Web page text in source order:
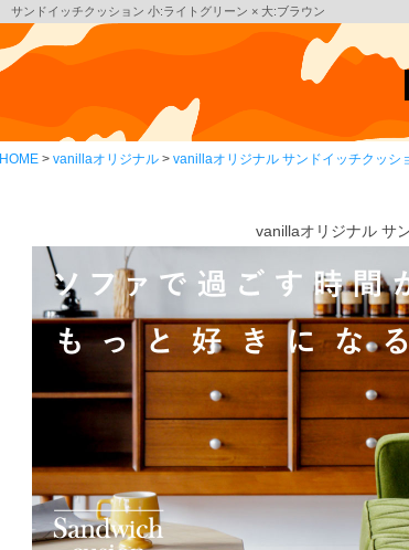
サンドイッチクッション 小:ライトグリーン × 大:ブラウン
HOME vanillaオリジナル vanillaオリジナル サンドイッチクッシ
vanillaオリジナル サ